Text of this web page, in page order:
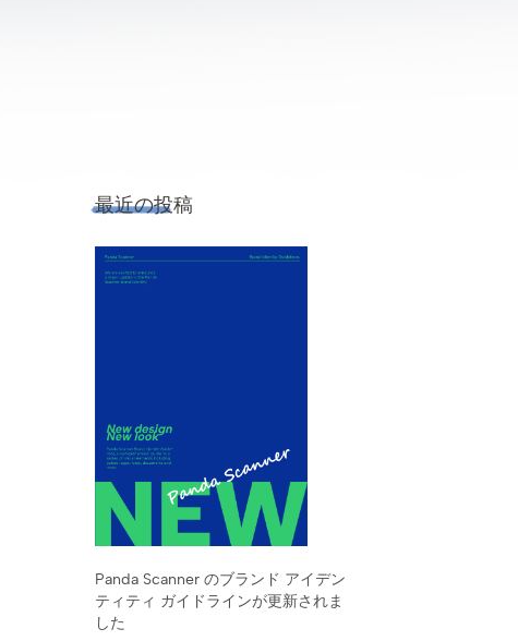
最近の投稿
Panda Scanner のブランド アイデン
ティティ ガイドラインが更新されま
した